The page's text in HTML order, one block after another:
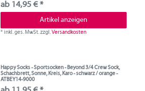
ab 14,95 € *
Artikel anzeigen
*inkl. ges. MwSt.zzgl.Versandkosten
Happy Socks - Sportsocken - Beyond 3/4 Crew Sock,
Schachbrett, Sonne, Kreis, Karo - schwarz / orange -
ATBEY14-9000